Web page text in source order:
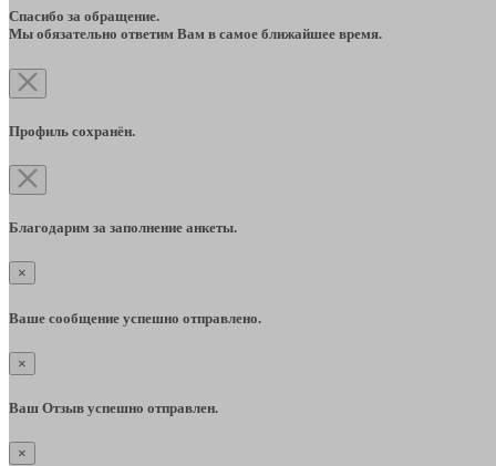
Спасибо за обращение.
Мы обязательно ответим Вам в самое ближайшее время.
Профиль сохранён.
Благодарим за заполнение анкеты.
×
Ваше сообщение успешно отправлено.
×
Ваш Отзыв успешно отправлен.
×